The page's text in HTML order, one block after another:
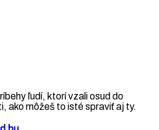
ľudí, ktorí vzali osud do
ako môžeš to isté spraviť aj ty.